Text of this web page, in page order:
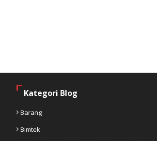
Kategori Blog
Barang
Bimtek